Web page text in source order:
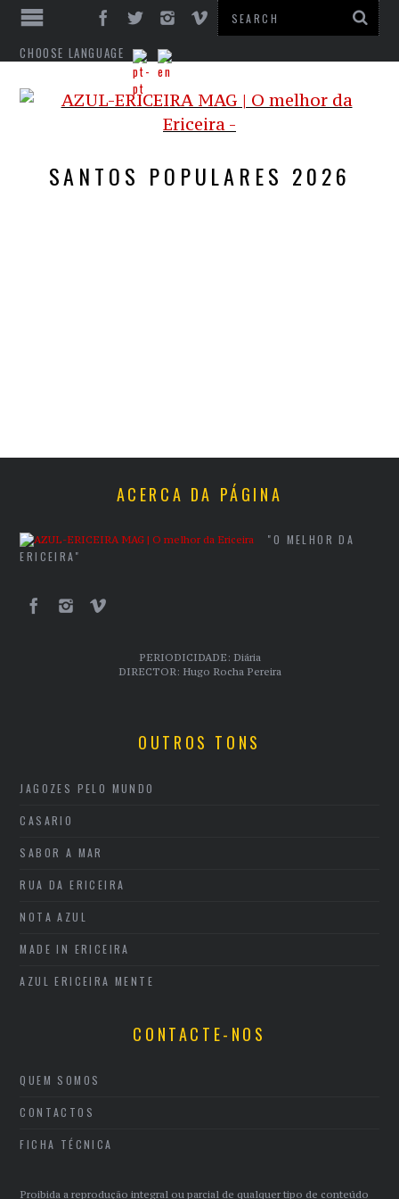
CHOOSE LANGUAGE
SANTOS POPULARES 2026
ACERCA DA PÁGINA
"O MELHOR DA
ERICEIRA"
PERIODICIDADE: Diária
DIRECTOR: Hugo Rocha Pereira
OUTROS TONS
JAGOZES PELO MUNDO
CASARIO
SABOR A MAR
RUA DA ERICEIRA
NOTA AZUL
MADE IN ERICEIRA
AZUL ERICEIRA MENTE
CONTACTE-NOS
QUEM SOMOS
CONTACTOS
FICHA TÉCNICA
Proibida a reprodução integral ou parcial de qualquer tipo de conteúdo